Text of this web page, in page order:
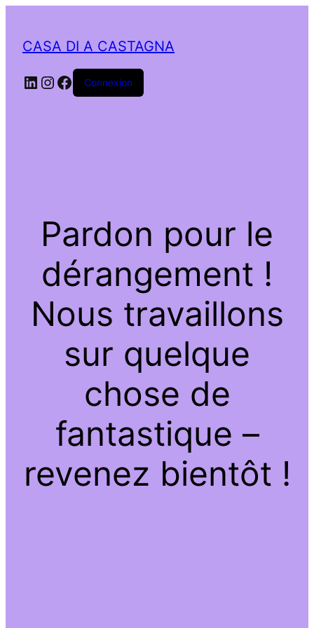
CASA DI A CASTAGNA
LinkedIn
Instagram
Facebook
Connexion
Pardon pour le
dérangement !
Nous travaillons
sur quelque
chose de
fantastique –
revenez bientôt !